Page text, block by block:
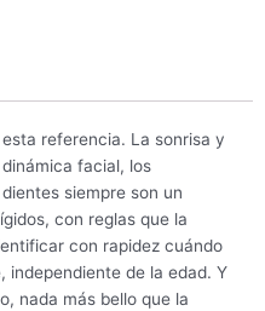
referencia. La sonrisa y
facial, los
siempre son un
con reglas que la
con rapidez cuándo
independiente de la edad. Y
nada más bello que la